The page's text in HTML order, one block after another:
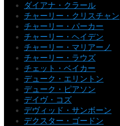
ダイアナ・クラール
チャーリー・クリスチャン
チャーリー・パーカー
チャーリー・ヘイデン
チャーリー・マリアーノ
チャーリー・ラウズ
チェット・ベイカー
デューク・エリントン
デューク・ピアソン
デイヴ・コズ
デヴィッド・サンボーン
デクスター・ゴードン